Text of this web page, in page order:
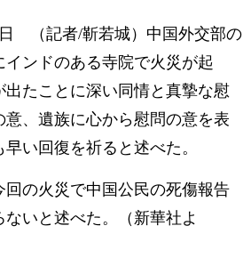
評論 写真
（記者/靳若城）中国外交部の
インドのある寺院で火災が起
出たことに深い同情と真摯な慰
意、遺族に心から慰問の意を表
い回復を祈ると述べた。
の火災で中国公民の死傷報告
いと述べた。（新華社よ